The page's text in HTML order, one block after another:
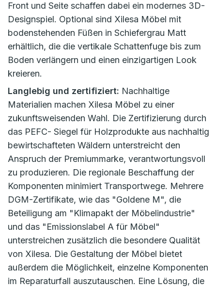
Front und Seite schaffen dabei ein modernes 3D-
Designspiel. Optional sind Xilesa Möbel mit
bodenstehenden Füßen in Schiefergrau Matt
erhältlich, die die vertikale Schattenfuge bis zum
Boden verlängern und einen einzigartigen Look
kreieren.
Langlebig und zertifiziert: Nachhaltige
Materialien machen Xilesa Möbel zu einer
zukunftsweisenden Wahl. Die Zertifizierung durch
das PEFC- Siegel für Holzprodukte aus nachhaltig
bewirtschafteten Wäldern unterstreicht den
Anspruch der Premiummarke, verantwortungsvoll
zu produzieren. Die regionale Beschaffung der
Komponenten minimiert Transportwege. Mehrere
DGM-Zertifikate, wie das "Goldene M", die
Beteiligung am "Klimapakt der Möbelindustrie"
und das "Emissionslabel A für Möbel"
unterstreichen zusätzlich die besondere Qualität
von Xilesa. Die Gestaltung der Möbel bietet
außerdem die Möglichkeit, einzelne Komponenten
im Reparaturfall auszutauschen. Eine Lösung, die